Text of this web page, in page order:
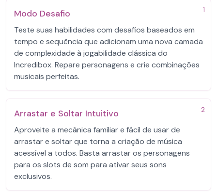
1
Modo Desafio
Teste suas habilidades com desafios baseados em
tempo e sequência que adicionam uma nova camada
de complexidade à jogabilidade clássica do
Incredibox. Repare personagens e crie combinações
musicais perfeitas.
2
Arrastar e Soltar Intuitivo
Aproveite a mecânica familiar e fácil de usar de
arrastar e soltar que torna a criação de música
acessível a todos. Basta arrastar os personagens
para os slots de som para ativar seus sons
exclusivos.